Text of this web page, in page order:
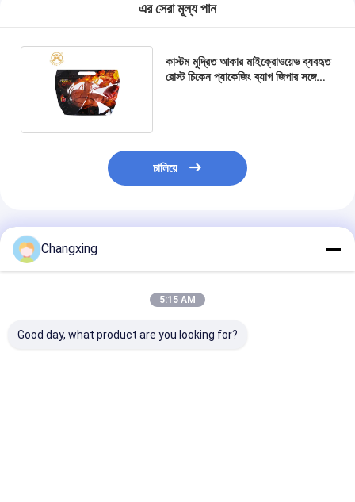
এর সেরা মূল্য পান
কাস্টম মুদ্রিত আকার মাইক্রোওয়েভ ব্যবহৃত
রোস্ট চিকেন প্যাকেজিং ব্যাগ জিপার সঙ্গে
চালিয়ে
প্রস্তাবিত পণ্য
Changxing
5:15 AM
Good day, what product are you looking for?